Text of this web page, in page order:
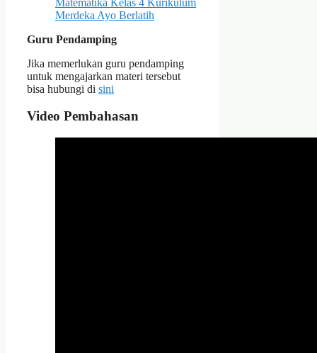
Merdeka Ayo Berlatih
Guru Pendamping
Jika memerlukan guru pendamping
untuk mengajarkan materi tersebut
bisa hubungi di sini
Video Pembahasan